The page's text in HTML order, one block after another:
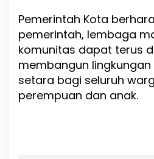
Pemerintah Kota
pemerintah, lembaga
komunitas dapat terus
membangun
setara bagi seluruh
perempuan dan anak.